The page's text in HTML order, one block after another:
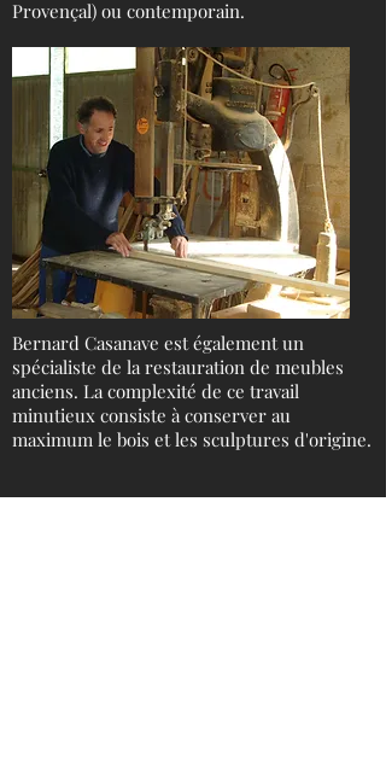
Provençal) ou contemporain.
Bernard Casanave est également un
spécialiste de la restauration de meubles
anciens. La complexité de ce travail
minutieux consiste à conserver au
maximum le bois et les sculptures d'origine.